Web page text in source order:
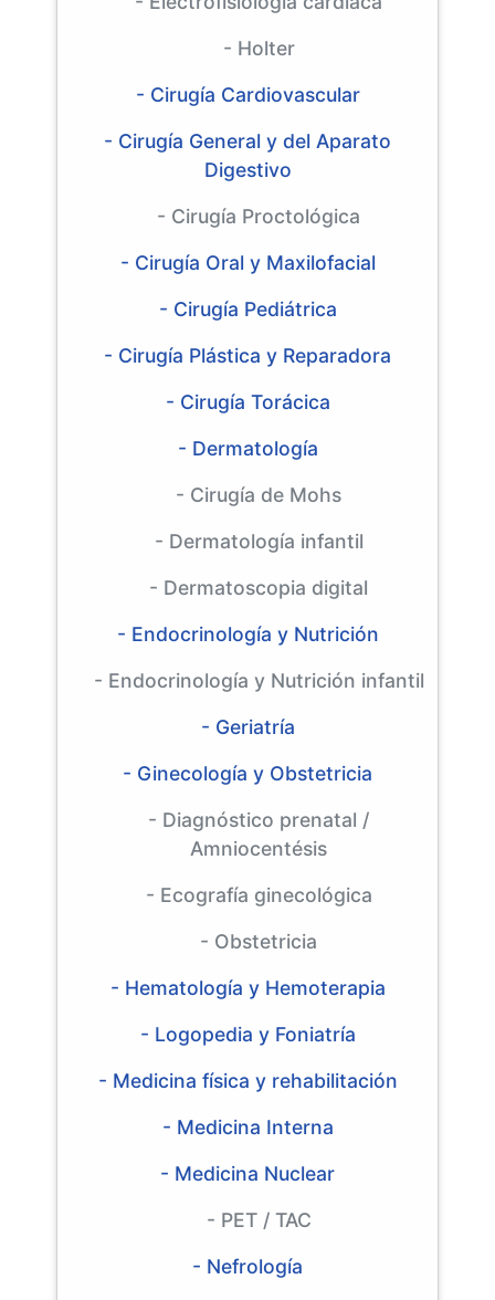
- Holter
- Cirugía Cardiovascular
- Cirugía General y del Aparato
Digestivo
- Cirugía Proctológica
- Cirugía Oral y Maxilofacial
- Cirugía Pediátrica
- Cirugía Plástica y Reparadora
- Cirugía Torácica
- Dermatología
- Cirugía de Mohs
- Dermatología infantil
- Dermatoscopia digital
- Endocrinología y Nutrición
- Endocrinología y Nutrición infantil
- Geriatría
- Ginecología y Obstetricia
- Diagnóstico prenatal /
Amniocentésis
- Ecografía ginecológica
- Obstetricia
- Hematología y Hemoterapia
- Logopedia y Foniatría
- Medicina física y rehabilitación
- Medicina Interna
- Medicina Nuclear
- PET / TAC
- Nefrología